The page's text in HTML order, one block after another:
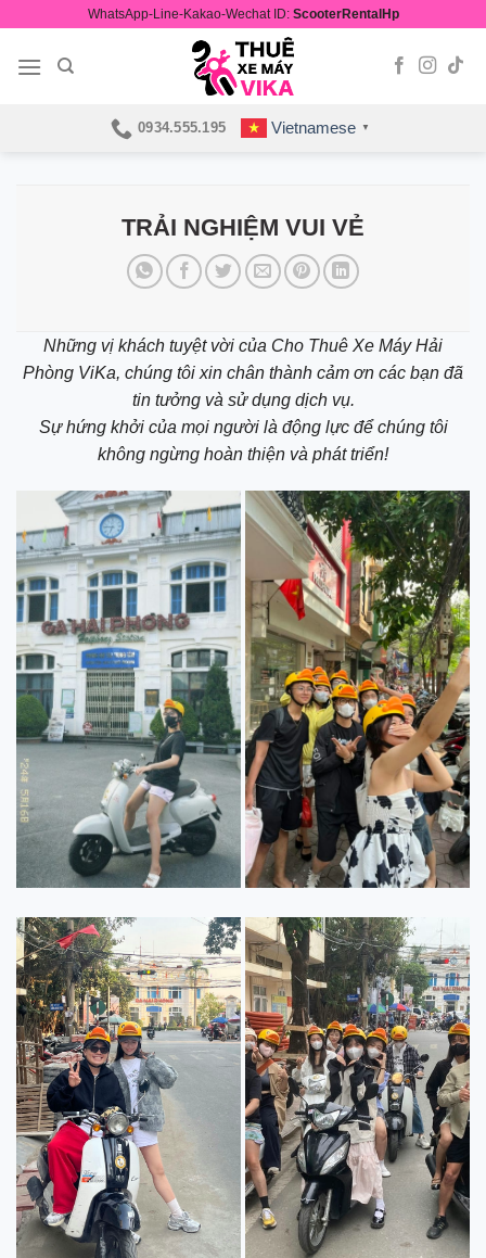
content
WhatsApp-Line-Kakao-Wechat ID: ScooterRentalHp
0934.555.195 Vietnamese ▼
TRẢI NGHIỆM VUI VẺ
Những vị khách tuyệt vời của Cho Thuê Xe Máy Hải
Phòng ViKa, chúng tôi xin chân thành cảm ơn các bạn đã
tin tưởng và sử dụng dịch vụ.
Sự hứng khởi của mọi người là động lực để chúng tôi
không ngừng hoàn thiện và phát triển!